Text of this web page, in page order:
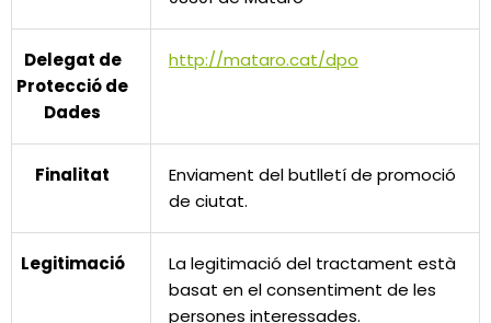
Delegat de
Protecció de
Dades
http://mataro.cat/dpo
Finalitat
Enviament del butlletí de promoció
de ciutat.
Legitimació
La legitimació del tractament està
basat en el consentiment de les
persones interessades.